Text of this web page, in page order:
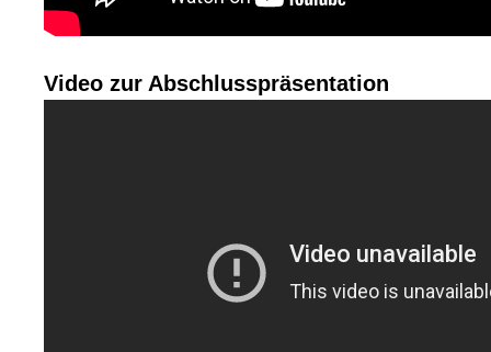
Video zur Abschlusspräsentation